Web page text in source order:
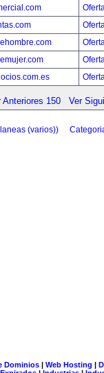
Anteriores 150 Ver
(varios))
Dominios| Web Hosting |